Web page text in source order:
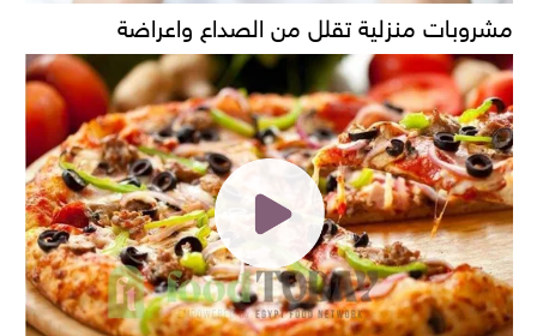
مشروبات منزلية تقلل من الصداع واعراضة